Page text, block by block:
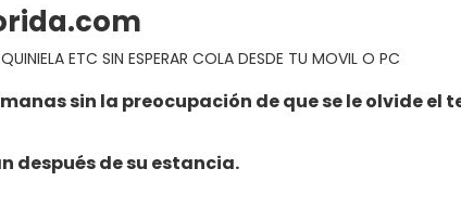
ETC SIN ESPERAR COLA DESDE TU MOVIL O PC
sin la preocupación de que se le olvide el
después de su estancia.